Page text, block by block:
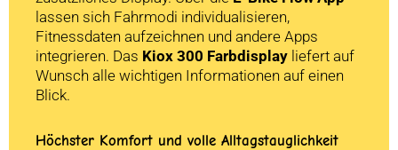
lassen sich Fahrmodi individualisieren,
Fitnessdaten aufzeichnen und andere Apps
integrieren. Das Kiox 300 Farbdisplay liefert auf
Wunsch alle wichtigen Informationen auf einen
Blick.
Höchster Komfort und volle Alltagstauglichkeit